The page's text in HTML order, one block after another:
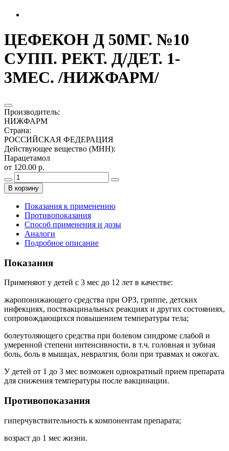
ЦЕФЕКОН Д 50МГ. №10
СУПП. РЕКТ. Д/ДЕТ. 1-
3МЕС. /НИЖФАРМ/
Производитель:
НИЖФАРМ
Страна:
РОССИЙСКАЯ ФЕДЕРАЦИЯ
Действующее вещество (МНН):
Парацетамол
от 120.00 р.
В корзину
Показания к применению
Противопоказания
Способ применения и дозы
Аналоги
Подробное описание
Показания
Применяют у детей с 3 мес до 12 лет в качестве:
жаропонижающего средства при ОРЗ, гриппе, детских
инфекциях, поствакцинальных реакциях и других состояниях,
сопровождающихся повышением температуры тела;
болеутоляющего средства при болевом синдроме слабой и
умеренной степени интенсивности, в т.ч. головная и зубная
боль, боль в мышцах, невралгия, боли при травмах и ожогах.
У детей от 1 до 3 мес возможен однократный прием препарата
для снижения температуры после вакцинации.
Противопоказания
гиперчувствительность к компонентам препарата;
возраст до 1 мес жизни.